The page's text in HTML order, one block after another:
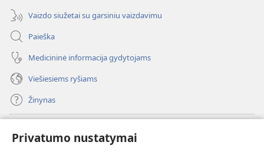
Privatumo nustatymai
Vaizdo siužetai su garsiniu vaizdavimu
Paieška
Medicininė informacija gydytojams
Viešiesiems ryšiams
Žinynas
(atsiveria
naujas